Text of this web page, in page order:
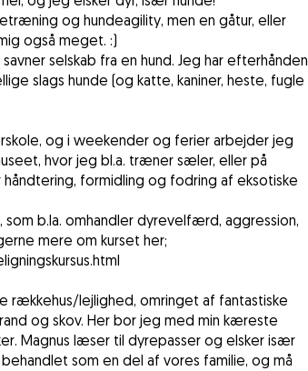
og hundeagility, men en gåtur, eller
også meget. :)
selskab fra en hund. Jeg har efterhånden
slags hunde (og katte, kaniner, heste, fugle
og i weekender og ferier arbejder jeg
hvor jeg bl.a. træner sæler, eller på
formidling og fodring af eksotiske
som b.la. omhandler dyrevelfærd, aggression,
mere om kurset her;
rækkehus/lejlighed, omringet af fantastiske
og skov. Her bor jeg med min kæreste
Magnus læser til dyrepasser og elsker især
som en del af vores familie, og må